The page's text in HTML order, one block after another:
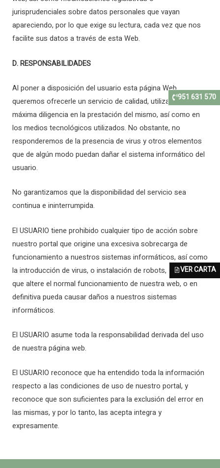
jurisprudenciales sobre datos personales que vayan
apareciendo, por lo que exige su lectura, cada vez que nos
facilite sus datos a través de esta Web.
D. RESPONSABILIDADES
Al poner a disposición del usuario esta página Web
queremos ofrecerle un servicio de calidad, utilizando la
máxima diligencia en la prestación del mismo, así como en
los medios tecnológicos utilizados. No obstante, no
responderemos de la presencia de virus y otros elementos
que de algún modo puedan dañar el sistema informático del
usuario.
No garantizamos que la disponibilidad del servicio sea
continua e ininterrumpida.
El USUARIO tiene prohibido cualquier tipo de acción sobre
nuestro portal que origine una excesiva sobrecarga de
funcionamiento a nuestros sistemas informáticos, así como
la introducción de virus, o instalación de robots, o software
que altere el normal funcionamiento de nuestra web, o en
definitiva pueda causar daños a nuestros sistemas
informáticos.
El USUARIO asume toda la responsabilidad derivada del uso
de nuestra página web.
El USUARIO reconoce que ha entendido toda la información
respecto a las condiciones de uso de nuestro portal, y
reconoce que son suficientes para la exclusión del error en
las mismas, y por lo tanto, las acepta integra y
expresamente.
VER CARTA
951 631 570